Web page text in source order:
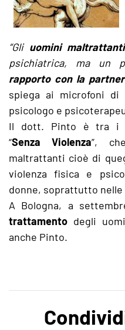
“Gli uomini maltrattanti
psichiatrica, ma un
rapporto con la partner
spiega ai microfoni di
psicologo e
Il dott. Pinto è tra i
“Senza Violenza”,
maltrattanti cioè di
violenza fisica e
donne, soprattutto nelle
A Bologna, a
trattamento degli
anche Pinto.